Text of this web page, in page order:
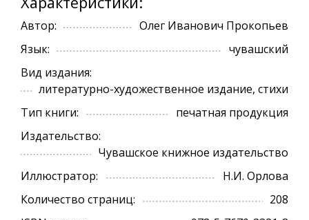
Автор:
Олег Иванович Прокопьев
Язык:
чувашский
Вид издания:
литературно-художественное издание, стихи
Тип книги:
печатная продукция
Издательство:
Чувашское книжное издательство
Иллюстратор:
Н.И. Орлова
Количество страниц:
208